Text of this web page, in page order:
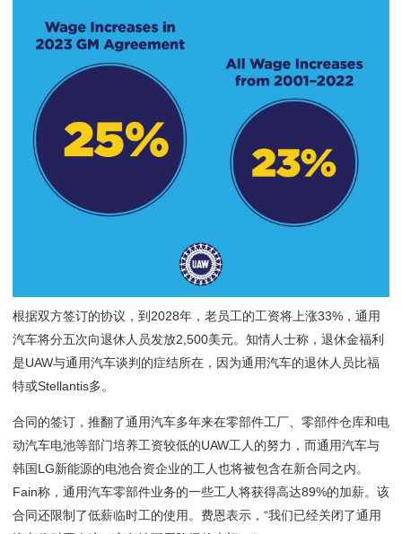
根据双方签订的协议，到2028年，老员工的工资将上涨33%，通用
汽车将分五次向退休人员发放2,500美元。知情人士称，退休金福利
是UAW与通用汽车谈判的症结所在，因为通用汽车的退休人员比福
特或Stellantis多。
合同的签订，推翻了通用汽车多年来在零部件工厂、零部件仓库和电
动汽车电池等部门培养工资较低的UAW工人的努力，而通用汽车与
韩国LG新能源的电池合资企业的工人也将被包含在新合同之内。
Fain称，通用汽车零部件业务的一些工人将获得高达89%的加薪。该
合同还限制了低薪临时工的使用。费恩表示，“我们已经关闭了通用